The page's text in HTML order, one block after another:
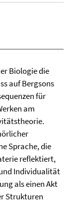
Biologie die
auf Bergsons
für
am
Sprache, die
reflektiert,
Individualität
als einen Akt
Strukturen